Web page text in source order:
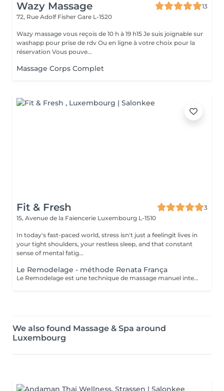
Wazy Massage
13
72, Rue Adolf Fisher Gare L-1520
Wazy massage vous reçois de 10 h à 19 h15 Je suis joignable sur
washapp pour prise de rdv Ou en ligne à votre choix pour la
réservation Vous pouve...
Massage Corps Complet
Fit & Fresh
3
15, Avenue de la Faiencerie Luxembourg L-1510
In today's fast-paced world, stress isn't just a feelingit lives in
your tight shoulders, your restless sleep, and that constant
sense of mental fatig...
Le Remodelage - méthode Renata França
Le Remodelage est une technique de massage manuel intensif, developé par Renata França, conçue pour sculpter, affiner et redessiner la silhouette en travaillant en profondeur les tissus. Ce soin utilise des manoeuvres fermes, rapides et précises, permettant non seulement de remodeler le corps, mais aussi d'optimiser les effets du drainage lymphatique. Il agit spécifiquement sur les zones de stockage de graisses localisées, stimule la microcirculation et traite les adhérences tissulaires, pour une peau visiblement plus lisse et tonique.
We also found Massage & Spa around
Luxembourg